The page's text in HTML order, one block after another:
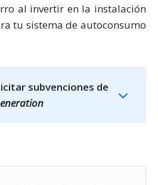
al invertir en la instalación
tu sistema de autoconsumo
subvenciones de